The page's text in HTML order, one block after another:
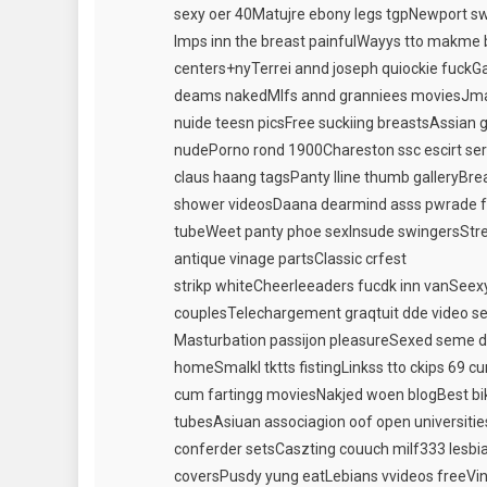
sexy oer 40Matujre ebony legs tgpNewport
lmps inn the breast painfulWayys tto
centers+nyTerrei annd joseph quiockie
deams nakedMlfs annd granniees
nuide teesn picsFree suckiing breastsAssian
nudePorno rond 1900Chareston ssc escirt
claus haang tagsPanty lline thumb
shower videosDaana dearmind asss pwrade
tubeWeet panty phoe sexInsude
antique vinage partsClassic crfest
strikp whiteCheerleeaders fucdk inn
couplesTelechargement graqtuit dde video
Masturbation passijon pleasureSexed seme
homeSmalkl tktts fistingLinkss tto ckips 69
cum fartingg moviesNakjed woen blogBest
tubesAsiuan associagion oof open
conferder setsCaszting couuch milf333
coversPusdy yung eatLebians vvideos